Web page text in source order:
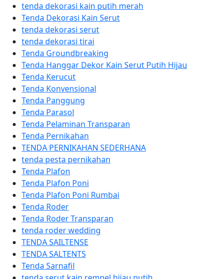
tenda dekorasi kain putih merah
Tenda Dekorasi Kain Serut
tenda dekorasi serut
tenda dekorasi tirai
Tenda Groundbreaking
Tenda Hanggar Dekor Kain Serut Putih Hijau
Tenda Kerucut
Tenda Konvensional
Tenda Panggung
Tenda Parasol
Tenda Pelaminan Transparan
Tenda Pernikahan
TENDA PERNIKAHAN SEDERHANA
tenda pesta pernikahan
Tenda Plafon
Tenda Plafon Poni
Tenda Plafon Poni Rumbai
Tenda Roder
Tenda Roder Transparan
tenda roder wedding
TENDA SAILTENSE
TENDA SALTENTS
Tenda Sarnafil